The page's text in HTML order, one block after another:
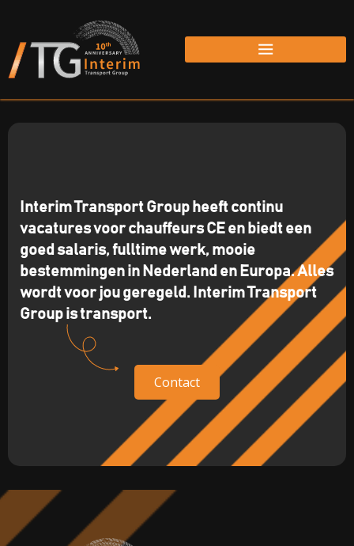
Interim Transport Group heeft continu
vacatures voor chauffeurs CE en biedt een
goed salaris, fulltime werk, mooie
bestemmingen in Nederland en Europa. Alles
wordt voor jou geregeld. Interim Transport
Group is transport.
Contact